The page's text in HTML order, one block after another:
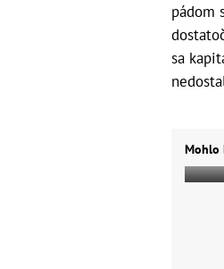
pádom
sa
Mohlo